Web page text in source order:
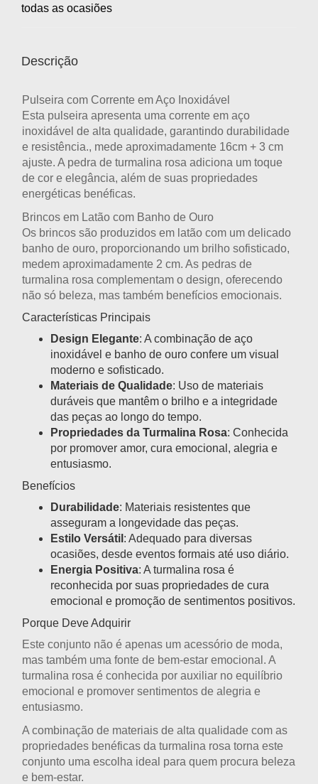
todas as ocasiões
Descrição
Pulseira com Corrente em Aço Inoxidável
Esta pulseira apresenta uma corrente em aço
inoxidável de alta qualidade, garantindo durabilidade
e resistência., mede aproximadamente 16cm + 3 cm
ajuste. A pedra de turmalina rosa adiciona um toque
de cor e elegância, além de suas propriedades
energéticas benéficas.
Brincos em Latão com Banho de Ouro
Os brincos são produzidos em latão com um delicado
banho de ouro, proporcionando um brilho sofisticado,
medem aproximadamente 2 cm. As pedras de
turmalina rosa complementam o design, oferecendo
não só beleza, mas também benefícios emocionais.
Características Principais
Design Elegante: A combinação de aço
inoxidável e banho de ouro confere um visual
moderno e sofisticado.
Materiais de Qualidade: Uso de materiais
duráveis que mantêm o brilho e a integridade
das peças ao longo do tempo.
Propriedades da Turmalina Rosa: Conhecida
por promover amor, cura emocional, alegria e
entusiasmo.
Benefícios
Durabilidade: Materiais resistentes que
asseguram a longevidade das peças.
Estilo Versátil : Adequado para diversas
ocasiões, desde eventos formais até uso diário.
Energia Positiva: A turmalina rosa é
reconhecida por suas propriedades de cura
emocional e promoção de sentimentos positivos.
Porque Deve Adquirir
Este conjunto não é apenas um acessório de moda,
mas também uma fonte de bem-estar emocional. A
turmalina rosa é conhecida por auxiliar no equilíbrio
emocional e promover sentimentos de alegria e
entusiasmo.
A combinação de materiais de alta qualidade com as
propriedades benéficas da turmalina rosa torna este
conjunto uma escolha ideal para quem procura beleza
e bem-estar.